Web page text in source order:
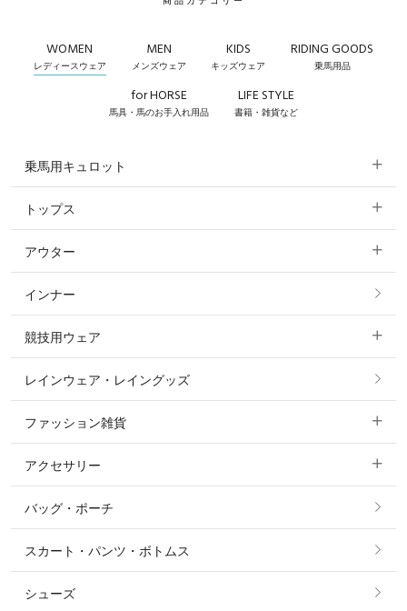
WOMEN
レディースウェア
MEN
メンズウェア
KIDS
キッズウェア
RIDING GOODS
乗馬用品
for HORSE
馬具・馬のお手入れ用品
LIFE STYLE
書籍・雑貨など
乗馬用キュロット
すべてのキュロット
フルグリップ・尻革 キュロット
ニーグリップ・膝革 キュロット
トップス
すべてのトップス
ポロシャツ
カットソー・Tシャツ・タンクトップ
ニット・セーター
シャツ・ブラウス・ワンピース
アウター
すべてのアウター
コート
ジャケット・ブルゾン
インナー
競技用ウェア
すべての競技用ウェア
ショージャケット
ショーシャツ
レインウェア・レイングッズ
ファッション雑貨
すべてのファッション雑貨
ソックス
ベルト
アクセサリー
すべてのアクセサリー
リング
ピアス・イヤリング
バッグ・ポーチ
スカート・パンツ・ボトムス
シューズ